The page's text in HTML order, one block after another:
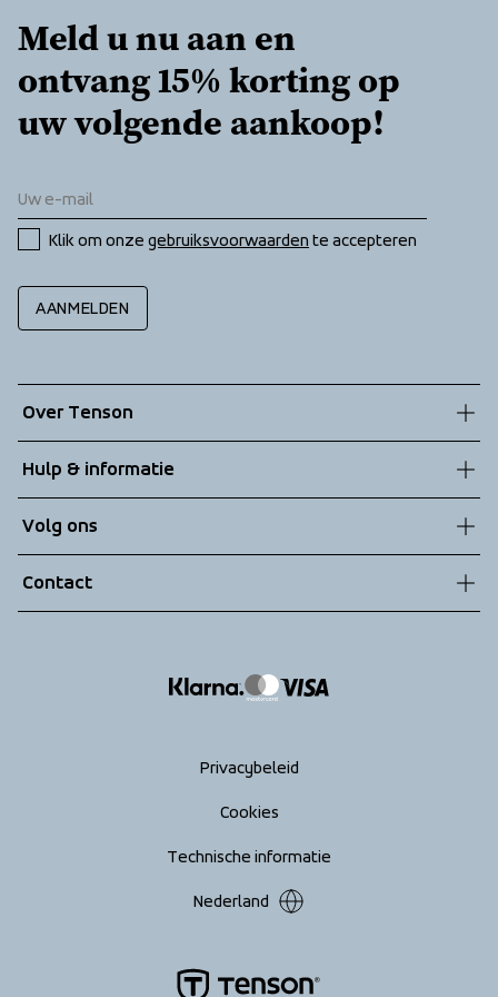
Meld u nu aan en
ontvang 15% korting op
uw volgende aankoop!
Klik om onze gebruiksvoorwaarden te accepteren
AANMELDEN
Over Tenson
Duurzaamheid
Technologieën
Hulp & informatie
Algemene voorwaarden
Retouren
Volg ons
Contact
Privacybeleid
Cookies
Technische informatie
Nederland